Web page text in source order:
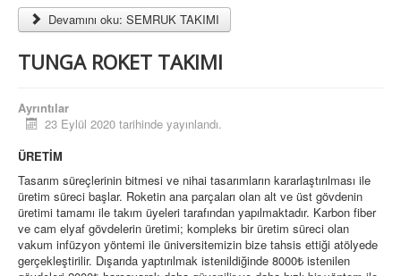
Devamını oku: SEMRUK TAKIMI
TUNGA ROKET TAKIMI
Ayrıntılar
23 Eylül 2020 tarihinde yayınlandı.
ÜRETİM
Tasarım süreçlerinin bitmesi ve nihai tasarımların kararlaştırılması ile
üretim süreci başlar. Roketin ana parçaları olan alt ve üst gövdenin
üretimi tamamı ile takım üyeleri tarafından yapılmaktadır. Karbon fiber
ve cam elyaf gövdelerin üretimi; kompleks bir üretim süreci olan
vakum infüzyon yöntemi ile üniversitemizin bize tahsis ettiği atölyede
gerçekleştirilir. Dışarıda yaptırılmak istenildiğinde 8000₺ istenilen